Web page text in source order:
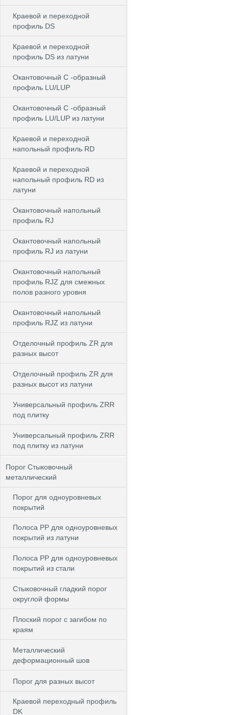
Краевой и переходной
профиль DS
Краевой и переходной
профиль DS из латуни
Окантовочный С -образный
профиль LU/LUP
Окантовочный С -образный
профиль LU/LUP из латуни
Краевой и переходной
напольный профиль RD
Краевой и переходной
напольный профиль RD из
латуни
Окантовочный напольный
профиль RJ
Окантовочный напольный
профиль RJ из латуни
Окантовочный напольный
профиль RJZ для смежных
полов разного уровня
Окантовочный напольный
профиль RJZ из латуни
Отделочный профиль ZR для
разных высот
Отделочный профиль ZR для
разных высот из латуни
Универсальный профиль ZRR
под плитку
Универсальный профиль ZRR
под плитку из латуни
Порог Стыковочный
металлический
Порог для одноуровневых
покрытий
Полоса PP для одноуровневых
покрытий из латуни
Полоса PP для одноуровневых
покрытий из стали
Стыковочный гладкий порог
округлой формы
Плоский порог с загибом по
краям
Металлический
деформационный шов
Порог для разных высот
Краевой переходный профиль
DK